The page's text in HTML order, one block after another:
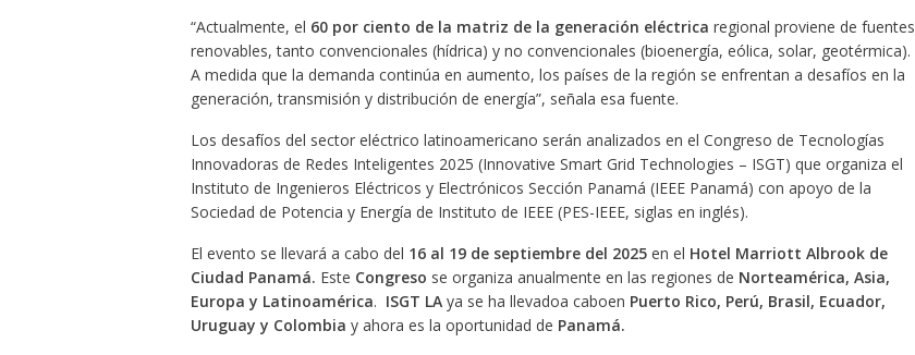
“Actualmente, el 60 por ciento de la matriz de la generación eléctrica regional proviene de fuentes
renovables, tanto convencionales (hídrica) y no convencionales (bioenergía, eólica, solar, geotérmica).
A medida que la demanda continúa en aumento, los países de la región se enfrentan a desafíos en la
generación, transmisión y distribución de energía”, señala esa fuente.
Los desafíos del sector eléctrico latinoamericano serán analizados en el Congreso de Tecnologías
Innovadoras de Redes Inteligentes 2025 (Innovative Smart Grid Technologies – ISGT) que organiza el
Instituto de Ingenieros Eléctricos y Electrónicos Sección Panamá (IEEE Panamá) con apoyo de la
Sociedad de Potencia y Energía de Instituto de IEEE (PES-IEEE, siglas en inglés).
El evento se llevará a cabo del 16 al 19 de septiembre del 2025en el Hotel Marriott Albrook de
Ciudad Panamá. Este Congreso se organiza anualmente en las regiones de Norteamérica, Asia,
Europa y Latinoamérica. ISGT LAya se ha llevadoa caboen Puerto Rico, Perú, Brasil, Ecuador,
Uruguay y Colombia y ahora es la oportunidad de Panamá.